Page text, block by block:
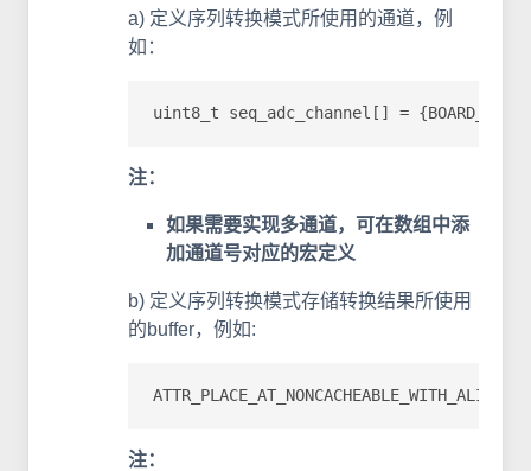
a) 定义序列转换模式所使用的通道，例
如：
uint8_t seq_adc_channel[] =
注：
如果需要实现多通道，可在数组中添
加通道号对应的宏定义
b) 定义序列转换模式存储转换结果所使用
的buffer，例如:
注：